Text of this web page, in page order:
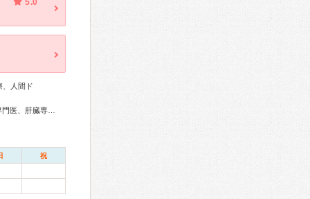
5.0
、人間ド
祝